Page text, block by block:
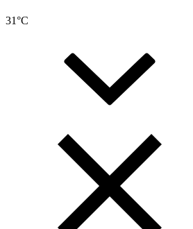
31°C